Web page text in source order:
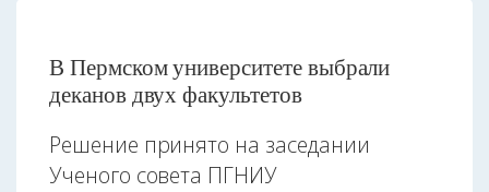
В Пермском университете выбрали
деканов двух факультетов
Решение принято на заседании
Ученого совета ПГНИУ